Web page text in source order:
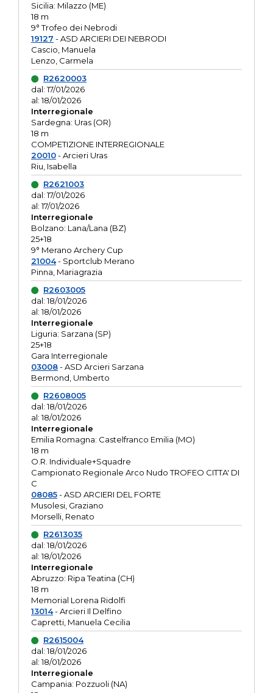
Sicilia: Milazzo (ME)
18 m
9° Trofeo dei Nebrodi
19127 - ASD ARCIERI DEI NEBRODI
Cascio, Manuela
Lenzo, Carmela
R2620003
dal: 17/01/2026
al: 18/01/2026
Interregionale
Sardegna: Uras (OR)
18 m
COMPETIZIONE INTERREGIONALE
20010- Arcieri Uras
Riu, Isabella
R2621003
dal: 17/01/2026
al: 17/01/2026
Interregionale
Bolzano: Lana/Lana (BZ)
25+18
9° Merano Archery Cup
21004- Sportclub Merano
Pinna, Mariagrazia
R2603005
dal: 18/01/2026
al: 18/01/2026
Interregionale
Liguria: Sarzana (SP)
25+18
Gara Interregionale
03008- ASD Arcieri Sarzana
Bermond, Umberto
R2608005
dal: 18/01/2026
al: 18/01/2026
Interregionale
Emilia Romagna: Castelfranco Emilia (MO)
18 m
O.R. Individuale+Squadre
Campionato Regionale Arco Nudo TROFEO CITTA' DI
C
08085- ASD ARCIERI DEL FORTE
Musolesi, Graziano
Morselli, Renato
R2613035
dal: 18/01/2026
al: 18/01/2026
Interregionale
Abruzzo: Ripa Teatina (CH)
18 m
Memorial Lorena Ridolfi
13014- Arcieri Il Delfino
Capretti, Manuela Cecilia
R2615004
dal: 18/01/2026
al: 18/01/2026
Interregionale
Campania: Pozzuoli (NA)